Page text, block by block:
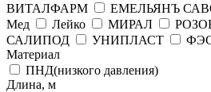
ВИТАЛФАРМ
ЕМЕЛЬЯНЪ
Мед
Лейко МИРАЛ
САЛИПОД
УНИПЛАСТ
Материал
ПНД(низкого давления)
Длина, м